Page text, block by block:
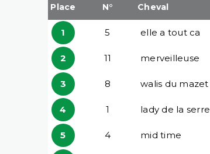
Place N° Cheval
1 5 elle a tout ca
2 11 merveilleuse
3 8 walis du mazet
4 1 lady de la serre
5 4 mid time